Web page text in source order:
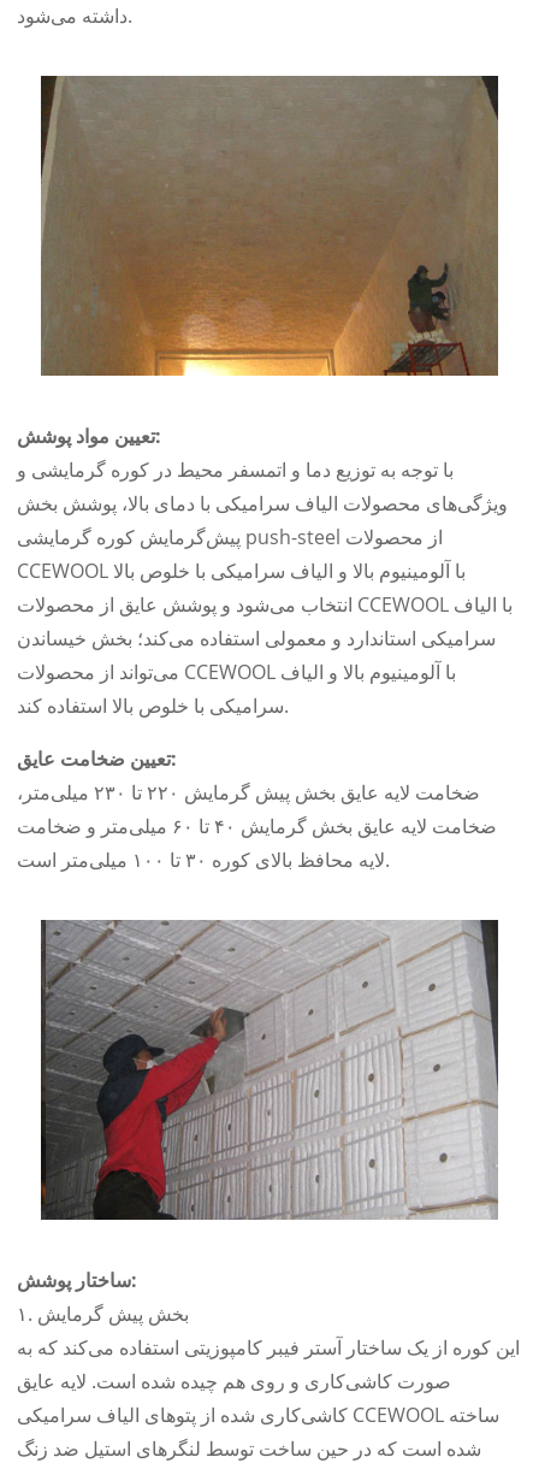
داشته می‌شود.
تعیین مواد پوشش:
با توجه به توزیع دما و اتمسفر محیط در کوره گرمایشی و
ویژگی‌های محصولات الیاف سرامیکی با دمای بالا، پوشش بخش
پیش‌گرمایش کوره گرمایشی push-steel از محصولات
CCEWOOL با آلومینیوم بالا و الیاف سرامیکی با خلوص بالا
انتخاب می‌شود و پوشش عایق از محصولات CCEWOOL با الیاف
سرامیکی استاندارد و معمولی استفاده می‌کند؛ بخش خیساندن
می‌تواند از محصولات CCEWOOL با آلومینیوم بالا و الیاف
سرامیکی با خلوص بالا استفاده کند.
تعیین ضخامت عایق:
ضخامت لایه عایق بخش پیش گرمایش ۲۲۰ تا ۲۳۰ میلی‌متر،
ضخامت لایه عایق بخش گرمایش ۴۰ تا ۶۰ میلی‌متر و ضخامت
لایه محافظ بالای کوره ۳۰ تا ۱۰۰ میلی‌متر است.
ساختار پوشش:
۱. بخش پیش گرمایش
این کوره از یک ساختار آستر فیبر کامپوزیتی استفاده می‌کند که به
صورت کاشی‌کاری و روی هم چیده شده است. لایه عایق
کاشی‌کاری شده از پتوهای الیاف سرامیکی CCEWOOL ساخته
شده است که در حین ساخت توسط لنگرهای استیل ضد زنگ